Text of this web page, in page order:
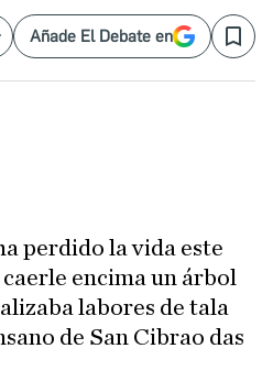
Añade El Debate en Save
perdido la vida este
encima un árbol
labores de tala
de San Cibrao das